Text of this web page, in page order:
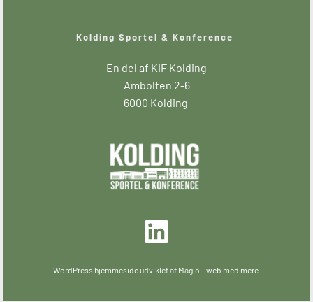
Kolding Sportel & Konference
En del af KIF Kolding
Ambolten 2-6
6000 Kolding
WordPress hjemmeside udviklet af Magio - web med mere